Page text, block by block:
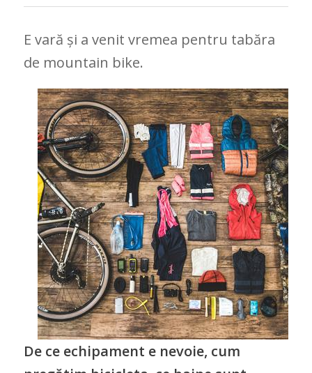
E vară și a venit vremea pentru tabăra
de mountain bike.
De ce echipament e nevoie, cum